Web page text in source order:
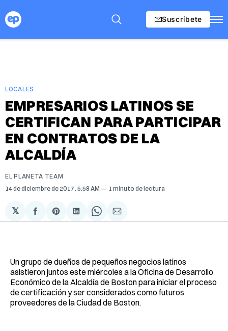
Suscríbete
LOCALES
EMPRESARIOS LATINOS SE
CERTIFICAN PARA PARTICIPAR
EN CONTRATOS DE LA
ALCALDÍA
EL PLANETA TEAM
14 de diciembre de 2017 . 5:58 AM 1 minuto de lectura
𝕏
Compartir
en
Share
on
Compartir
en
Share
on
Compartir
via
Un grupo de dueños de pequeños negocios latinos
asistieron juntos este miércoles a la Oficina de Desarrollo
Económico de la Alcaldía de Boston para iniciar el proceso
de certificación y ser considerados como futuros
proveedores de la Ciudad de Boston.